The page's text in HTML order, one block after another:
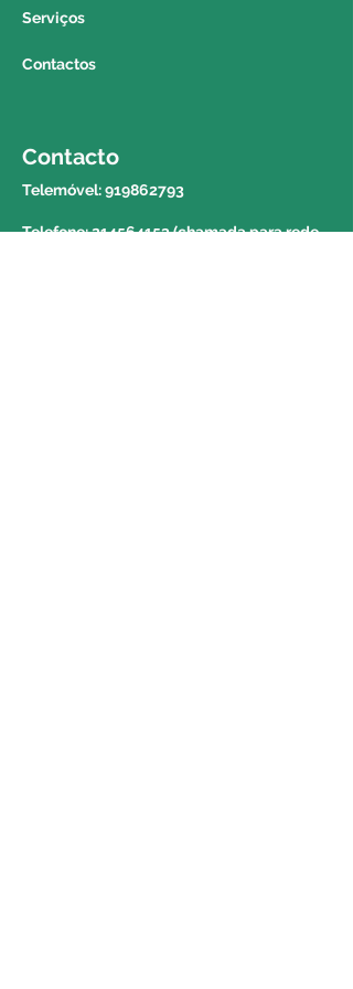
produto via correio para a região
açores. Para saber o valor e o
informação a um colega do
balcão.
Serviços
Contactos
Contacto
Telemóvel:919862793
Telefone: 214564153 (chamada para rede